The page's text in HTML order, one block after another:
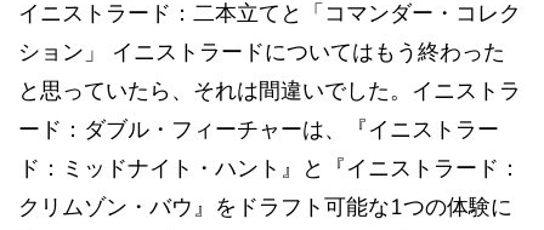
イニストラード：二本立てと「コマンダー・コレク
ション」 イニストラードについてはもう終わった
と思っていたら、それは間違いでした。イニストラ
ード：ダブル・フィーチャーは、『イニストラー
ド：ミッドナイト・ハント』と『イニストラード：
クリムゾン・バウ』をドラフト可能な1つの体験に